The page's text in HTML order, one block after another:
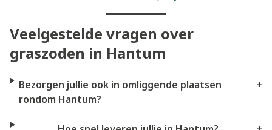
Veelgestelde vragen over
graszoden in Hantum
Bezorgen jullie ook in omliggende plaatsen
rondom Hantum?
+